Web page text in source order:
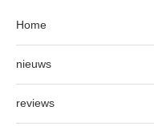
Home
nieuws
reviews